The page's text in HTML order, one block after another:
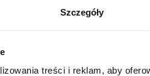
Szczegóły
treści i reklam, aby
Medycznych w Warszawie może
przez automatyczne